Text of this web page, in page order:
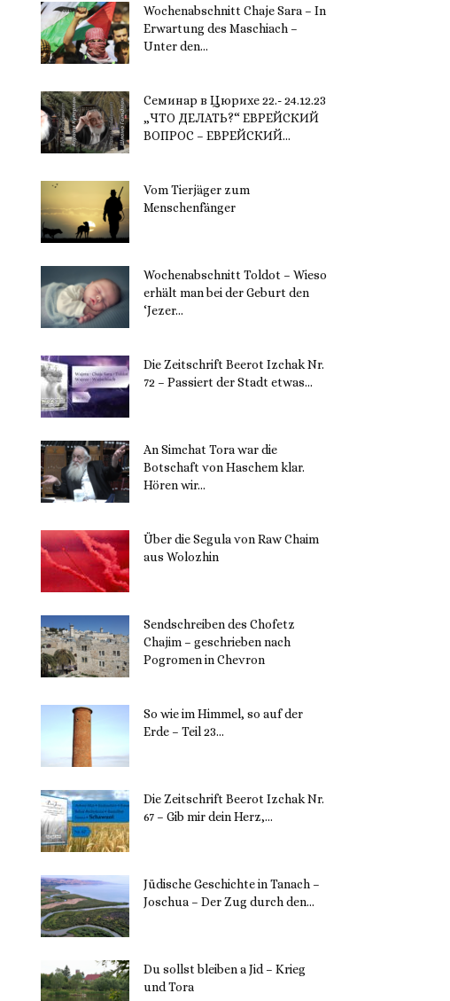
Wochenabschnitt Chaje Sara – In
Erwartung des Maschiach –
Unter den...
Семинар в Цюрихе 22.- 24.12.23
„ЧТО ДЕЛАТЬ?“ ЕВРЕЙСКИЙ
ВОПРОС – ЕВРЕЙСКИЙ...
Vom Tierjäger zum
Menschenfänger
Wochenabschnitt Toldot – Wieso
erhält man bei der Geburt den
‘Jezer...
Die Zeitschrift Beerot Izchak Nr.
72 – Passiert der Stadt etwas...
An Simchat Tora war die
Botschaft von Haschem klar.
Hören wir...
Über die Segula von Raw Chaim
aus Wolozhin
Sendschreiben des Chofetz
Chajim – geschrieben nach
Pogromen in Chevron
So wie im Himmel, so auf der
Erde – Teil 23...
Die Zeitschrift Beerot Izchak Nr.
67 – Gib mir dein Herz,...
Jüdische Geschichte in Tanach –
Joschua – Der Zug durch den...
Du sollst bleiben a Jid – Krieg
und Tora